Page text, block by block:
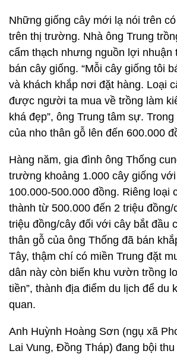
Những giống cây mới lạ nói trên
trên thị trường. Nhà ông Trung
cẩm thạch nhưng nguồn lợi
bán cây giống. “Mỗi cây giống tôi
và khách khắp nơi đặt hàng. Loại
được người ta mua về trồng làm
khá đẹp”, ông Trung tâm sự.
của nho thân gỗ lên đến 600.000
Hàng năm, gia đình ông Thống
trường khoảng 1.000 cây giống
100.000-500.000 đồng. Riêng loại
thành từ 500.000 đến 2 triệu đồng/
triệu đồng/cây đối với cây bắt đầu
thân gỗ của ông Thống đã bán
Tây, thậm chí có miền Trung đặt
dân này còn biến khu vườn trồng
tiền”, thành địa điểm du lịch để du
quan.
Anh Huỳnh Hoàng Sơn (ngụ xã
Lai Vung, Đồng Tháp) đang bội